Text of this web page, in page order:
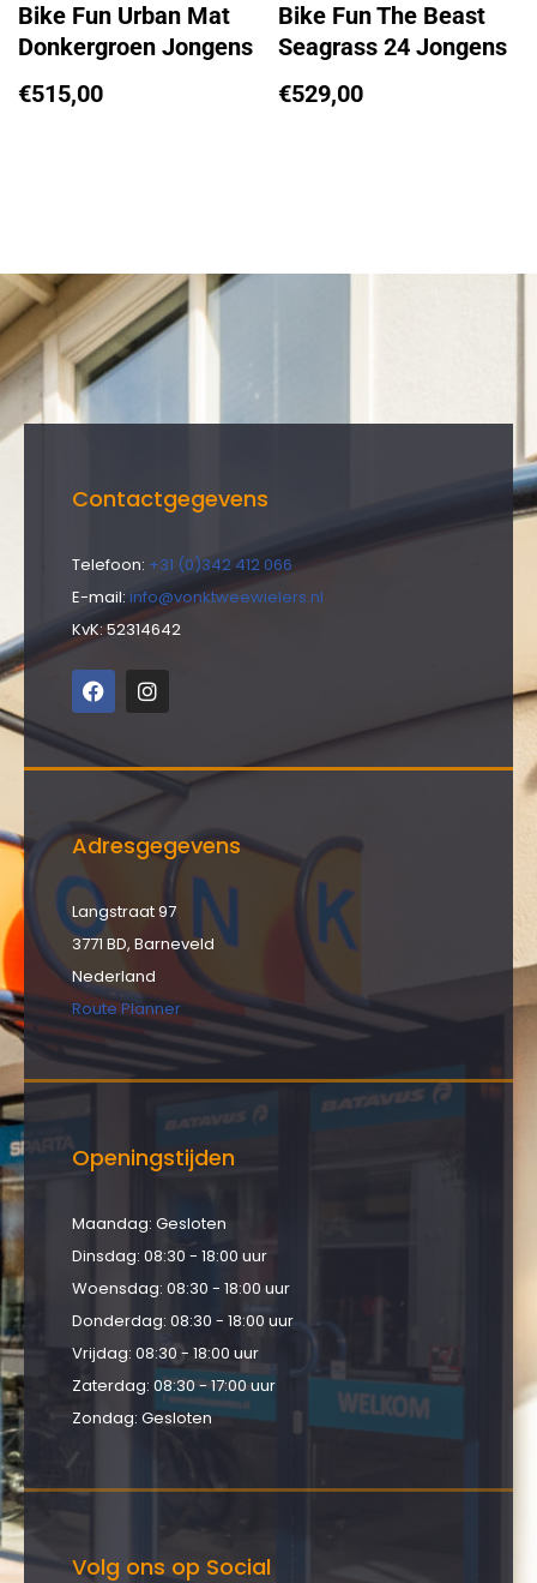
Bike Fun Urban Mat
Donkergroen Jongens
€515,00
Bike Fun The Beast
Seagrass 24 Jongens
€529,00
Contactgegevens
Telefoon: +31 (0)342 412 066
E-mail: info@vonktweewielers.nl
KvK: 52314642
Adresgegevens
Langstraat 97
3771 BD, Barneveld
Nederland
Route Planner
Openingstijden
Maandag: Gesloten
Dinsdag: 08:30 - 18:00 uur
Woensdag: 08:30 - 18:00 uur
Donderdag: 08:30 - 18:00 uur
Vrijdag: 08:30 - 18:00 uur
Zaterdag: 08:30 - 17:00 uur
Zondag: Gesloten
Volg ons op Social